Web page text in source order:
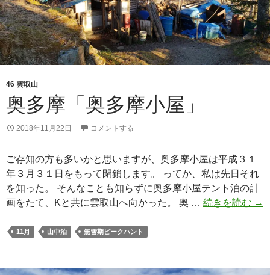
ラ
ン
タ
ン」
に
実
践）
46 雲取山
奥多摩「奥多摩小屋」
2018年11月22日 コメントする
ご存知の方も多いかと思いますが、奥多摩小屋は平成３１
年３月３１日をもって閉鎖します。 ってか、私は先日それ
を知った。 そんなことも知らずに奥多摩小屋テント泊の計
画をたて、Kと共に雲取山へ向かった。 奥 … 続きを読む 奥
→
11月 山中泊 無雪期ピークハント